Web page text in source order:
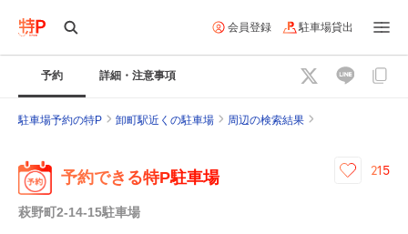
会員登録 駐車場貸出
予約 詳細・注意事項
駐車場予約の特P 卸町駅近くの駐車場 周辺の検索結果
予約できる特P駐車場
萩野町2-14-15駐車場
215